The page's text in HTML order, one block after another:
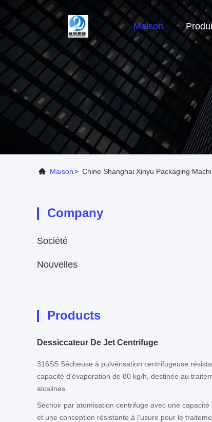
Maison
Maison> Chine Shanghai Xinyu Packaging
Company
Société
Nouvelles
Products
Dessiccateur De Jet Centrifuge
316SS Sécheuse à pulvérisation centrifugeuse
capacité d'évaporation de 80 kg/h, destinée au
alcalines
Séchoir par atomisation centrifuge avec une
et une conception résistante à l'usure pour le